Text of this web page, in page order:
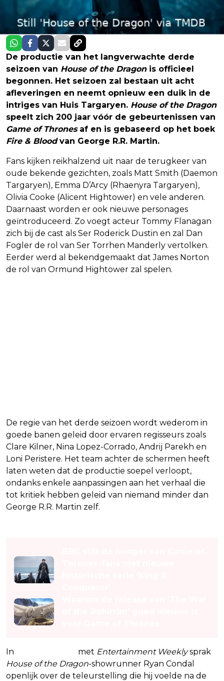
De productie van het langverwachte derde
seizoen van House of the Dragonis officieel
begonnen. Het seizoen zal bestaan uit acht
afleveringen en neemt opnieuw een duik in de
intriges van Huis Targaryen. House of the Dragon
speelt zich 200 jaar vóór de gebeurtenissen van
Game of Thronesaf en is gebaseerd op het boek
Fire & Bloodvan George R.R. Martin.
Fans kijken reikhalzend uit naar de terugkeer van
oude bekende gezichten, zoals Matt Smith (Daemon
Targaryen), Emma D’Arcy (Rhaenyra Targaryen),
Olivia Cooke (Alicent Hightower) en vele anderen.
Daarnaast worden er ook nieuwe personages
geïntroduceerd. Zo voegt acteur Tommy Flanagan
zich bij de cast als Ser Roderick Dustin en zal Dan
Fogler de rol van Ser Torrhen Manderly vertolken.
Eerder werd al bekendgemaakt dat James Norton
de rol van Ormund Hightower zal spelen.
De regie van het derde seizoen wordt wederom in
goede banen geleid door ervaren regisseurs zoals
Clare Kilner, Nina Lopez-Corrado, Andrij Parekh en
Loni Peristere. Het team achter de schermen heeft
laten weten dat de productie soepel verloopt,
ondanks enkele aanpassingen aan het verhaal die
tot kritiek hebben geleid van niemand minder dan
George R.R. Martin zelf.
In met Entertainment Weeklysprak
House of the Dragon-showrunner Ryan Condal
openlijk over de teleurstelling die hij voelde na de